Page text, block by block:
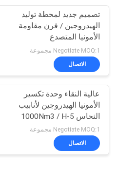
خلية وقود
20
2
تصميم جديد لمحطة توليد
الهيدروجين / فرن مقاومة
الأمونيا المتصدع
Negotiate MOQ:1 مجموعة
الاتصال
عالية النقاء وحدة تكسير
الأمونيا الهيدروجين لأنابيب
النحاس 5-1000Nm3 / H
Negotiate MOQ:1 مجموعة
الاتصال